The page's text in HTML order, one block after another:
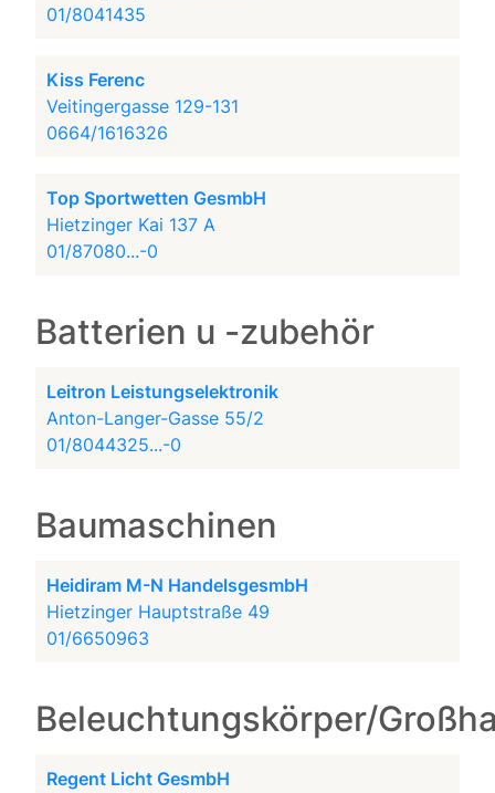
01/8041435
Kiss Ferenc
Veitingergasse 129-131
0664/1616326
Top Sportwetten GesmbH
Hietzinger Kai 137 A
01/87080...-0
Batterien u -zubehör
Leitron Leistungselektronik
Anton-Langer-Gasse 55/2
01/8044325...-0
Baumaschinen
Heidiram M-N HandelsgesmbH
Hietzinger Hauptstraße 49
01/6650963
Beleuchtungskörper/
Regent Licht GesmbH